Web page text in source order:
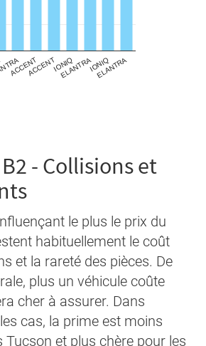
- Collisions et
le plus le prix du
habituellement le coût
et la rareté des pièces. De
plus un véhicule coûte
cher à assurer. Dans
cas, la prime est moins
Tucson et plus chère pour les